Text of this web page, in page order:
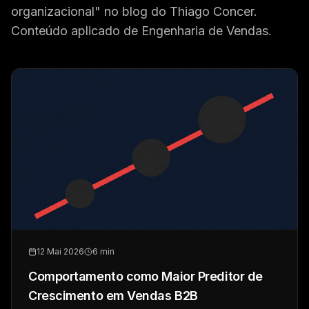
organizacional" no blog do Thiago Concer.
Conteúdo aplicado de Engenharia de Vendas.
12 Mai 2026 6 min
Comportamento como Maior Preditor de
Crescimento em Vendas B2B